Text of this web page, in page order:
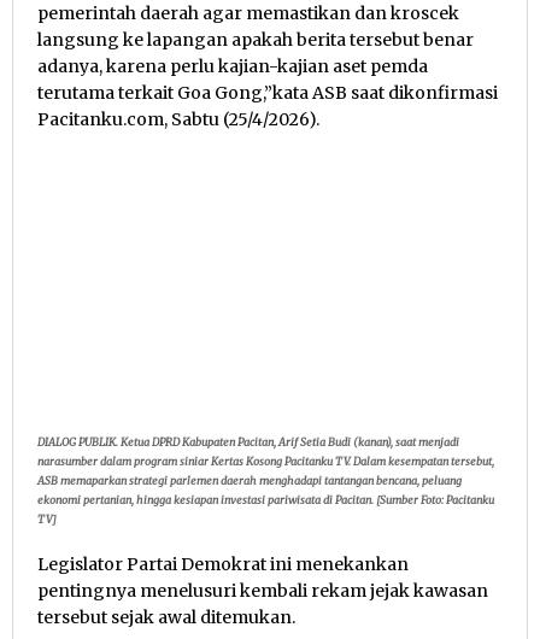
pemerintah daerah agar memastikan dan kroscek
langsung ke lapangan apakah berita tersebut benar
adanya, karena perlu kajian-kajian aset pemda
terutama terkait Goa Gong,”kata ASB saat dikonfirmasi
Pacitanku.com, Sabtu (25/4/2026).
DIALOG PUBLIK. Ketua DPRD Kabupaten Pacitan, Arif Setia Budi (kanan), saat menjadi
narasumber dalam program siniar Kertas Kosong Pacitanku TV. Dalam kesempatan tersebut,
ASB memaparkan strategi parlemen daerah menghadapi tantangan bencana, peluang
ekonomi pertanian, hingga kesiapan investasi pariwisata di Pacitan. [Sumber Foto: Pacitanku
TV]
Legislator Partai Demokrat ini menekankan
pentingnya menelusuri kembali rekam jejak kawasan
tersebut sejak awal ditemukan.